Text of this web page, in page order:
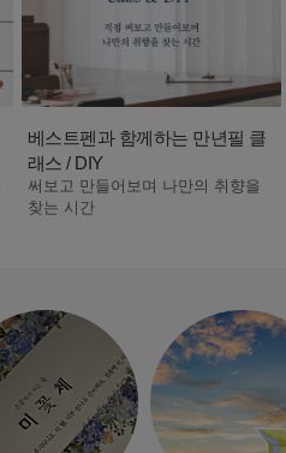
베스트펜과 함께하는 만년필 클
래스 / DIY
써보고 만들어보며 나만의 취향을
찾는 시간